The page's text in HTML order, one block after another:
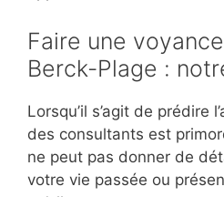
Faire une
Berck-Plage :
Lorsqu’il s’agit de prédire
des consultants est
ne peut pas donner de
votre vie passée ou